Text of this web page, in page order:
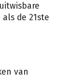
de 21ste
van